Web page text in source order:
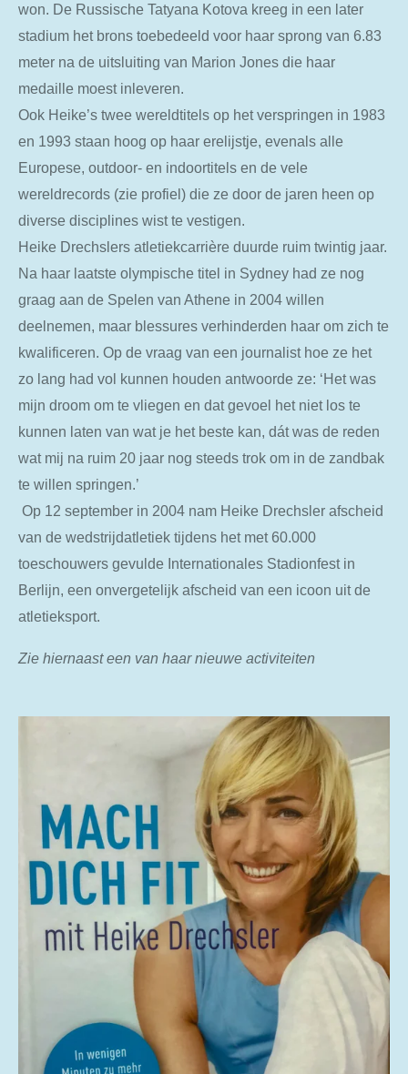
won. De Russische Tatyana Kotova kreeg in een later
stadium het brons toebedeeld voor haar sprong van 6.83
meter na de uitsluiting van Marion Jones die haar
medaille moest inleveren.
Ook Heike’s twee wereldtitels op het verspringen in 1983
en 1993 staan hoog op haar erelijstje, evenals alle
Europese, outdoor- en indoortitels en de vele
wereldrecords (zie profiel) die ze door de jaren heen op
diverse disciplines wist te vestigen.
Heike Drechslers atletiekcarrière duurde ruim twintig jaar.
Na haar laatste olympische titel in Sydney had ze nog
graag aan de Spelen van Athene in 2004 willen
deelnemen, maar blessures verhinderden haar om zich te
kwalificeren. Op de vraag van een journalist hoe ze het
zo lang had vol kunnen houden antwoorde ze: ‘Het was
mijn droom om te vliegen en dat gevoel het niet los te
kunnen laten van wat je het beste kan, dát was de reden
wat mij na ruim 20 jaar nog steeds trok om in de zandbak
te willen springen.’
Op 12 september in 2004 nam Heike Drechsler afscheid
van de wedstrijdatletiek tijdens het met 60.000
toeschouwers gevulde Internationales Stadionfest in
Berlijn, een onvergetelijk afscheid van een icoon uit de
atletieksport.
Zie hiernaast een van haar nieuwe activiteiten